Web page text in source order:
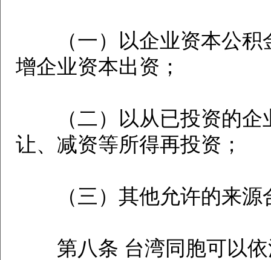
（一）以企业资本公积
增企业资本出资；
（二）以从已投资的企
让、减资等所得再投资；
（三）其他允许的来源
第八条 台湾同胞可以依